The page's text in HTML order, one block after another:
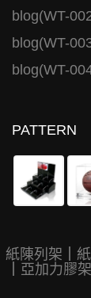
blog(WT-
blog(WT-
blog(WT-
PATTERN
紙陳列架
亞加力膠架